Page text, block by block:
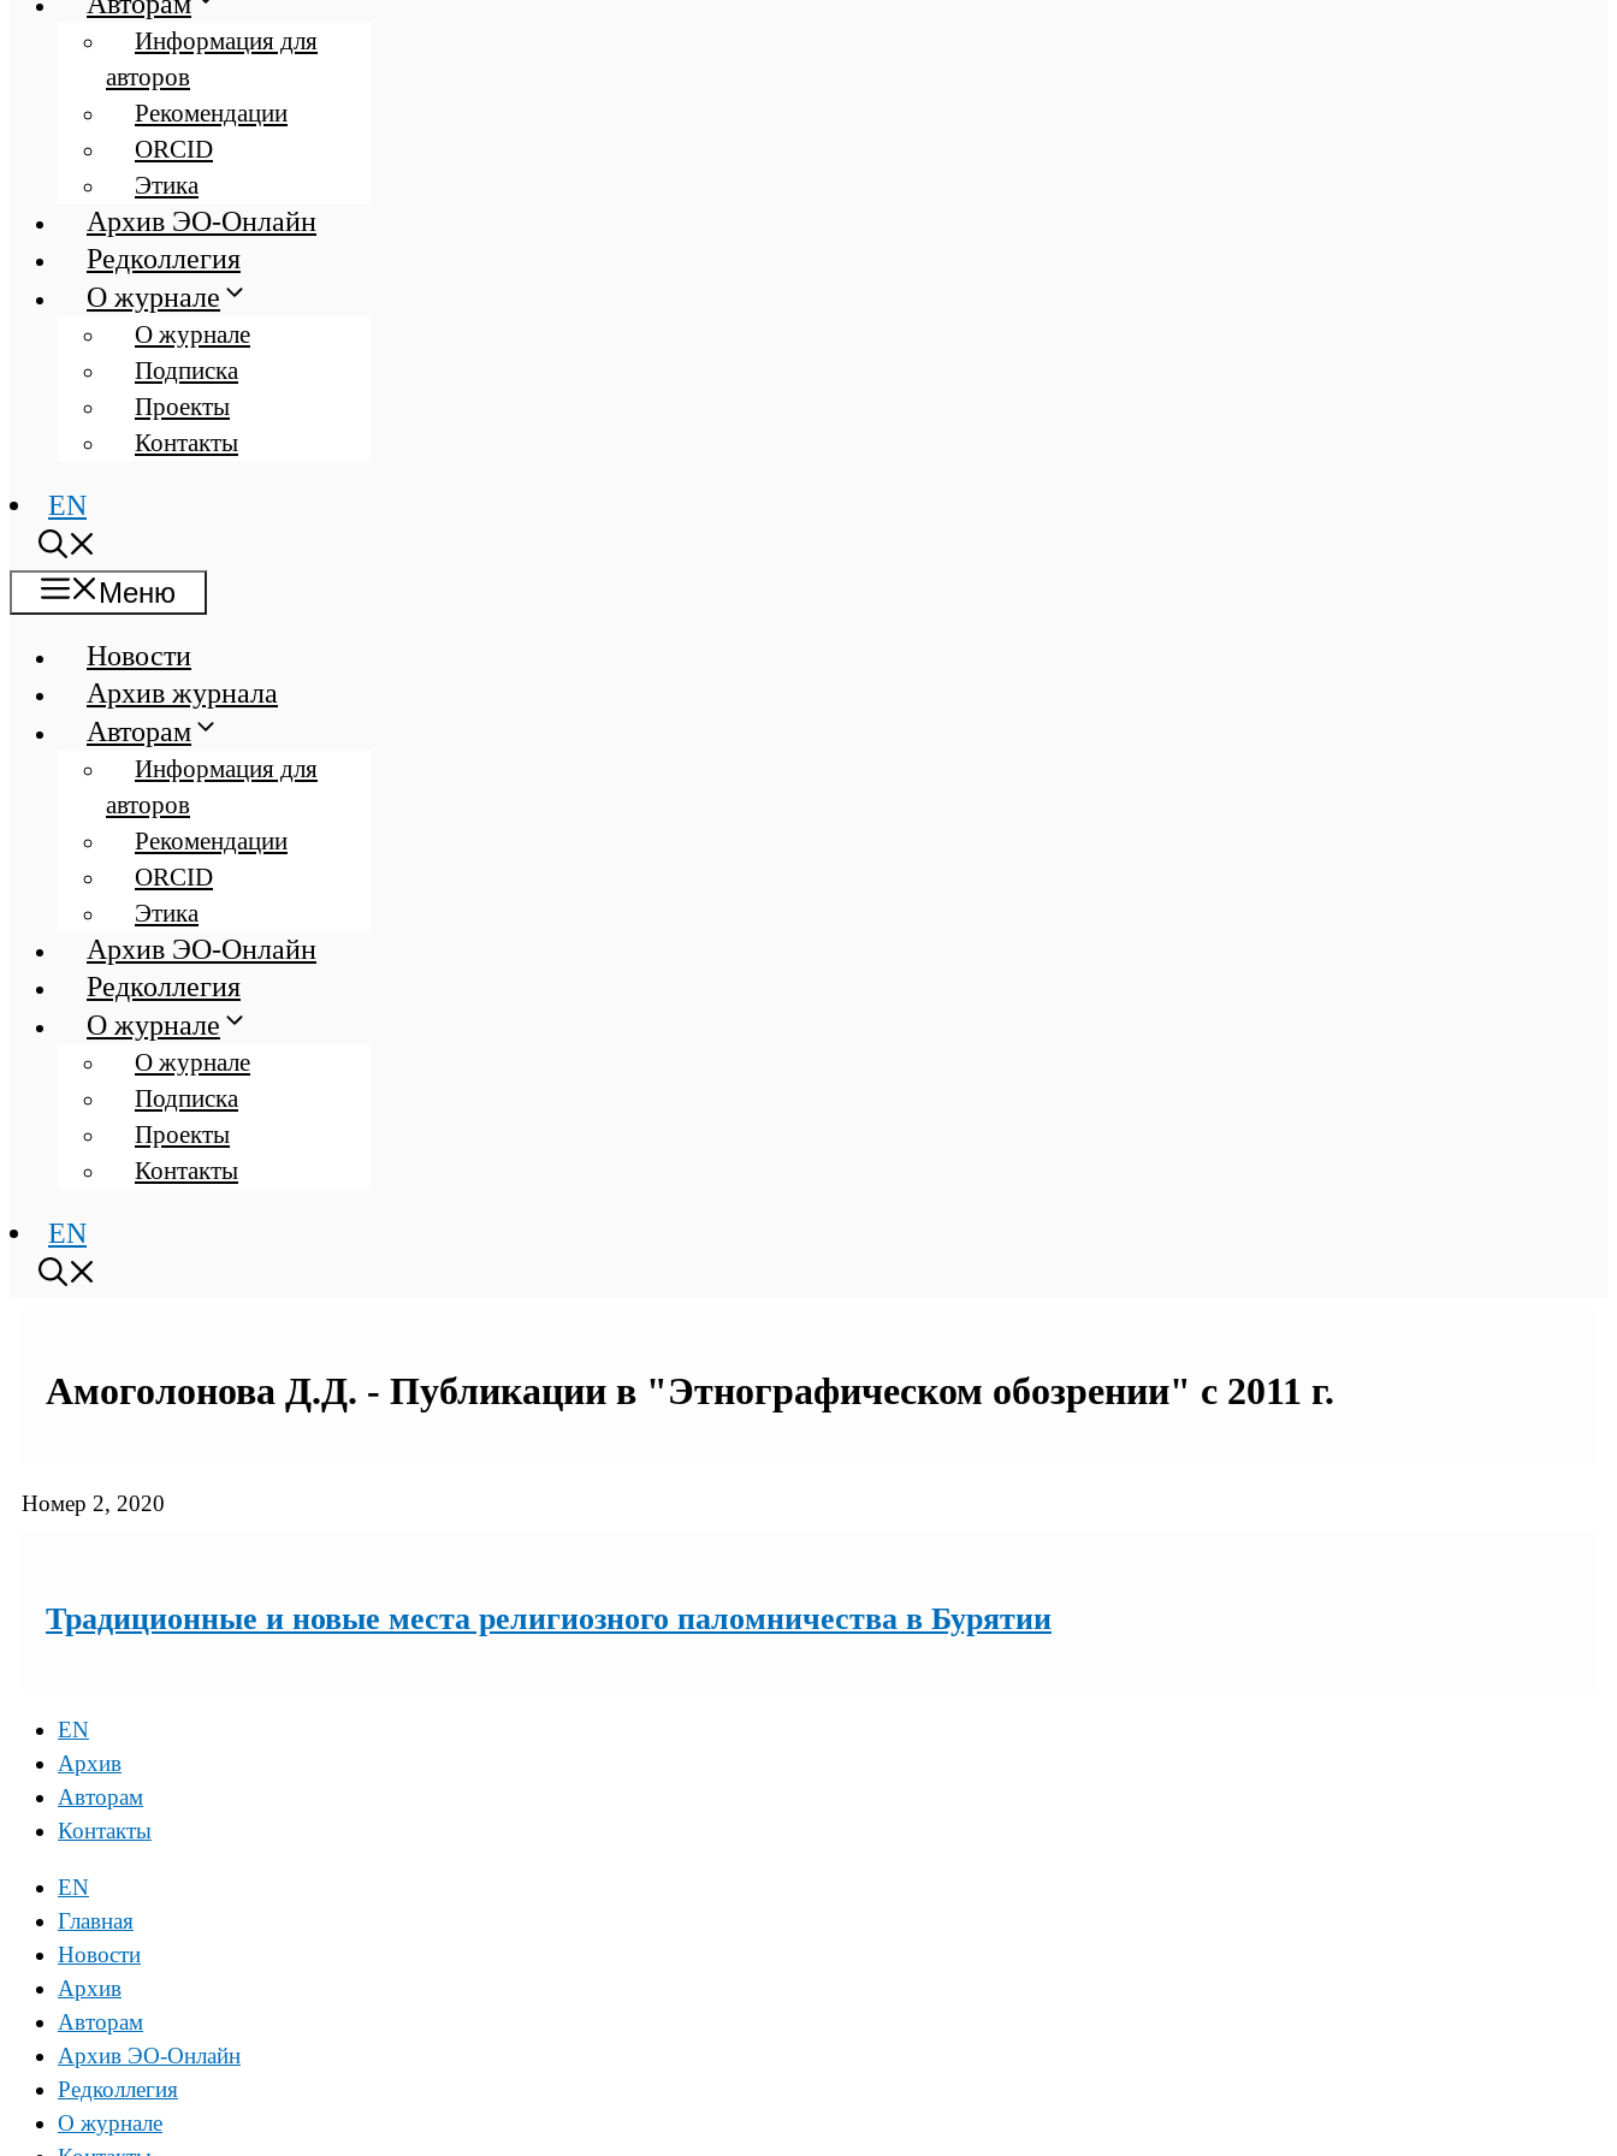
Информация для
авторов
Рекомендации
ORCID
Этика
Архив ЭО-Онлайн
Редколлегия
О журнале
О журнале
Подписка
Проекты
Контакты
EN
Меню
Новости
Архив журнала
Авторам
Информация для
авторов
Рекомендации
ORCID
Этика
Архив ЭО-Онлайн
Редколлегия
О журнале
О журнале
Подписка
Проекты
Контакты
EN
Амоголонова Д.Д. - Публикации в "Этнографическом обозрении" с 2011 г.
Номер 2, 2020
Традиционные и новые места религиозного паломничества в Бурятии
EN
Архив
Авторам
Контакты
EN
Главная
Новости
Архив
Авторам
Архив ЭО-Онлайн
Редколлегия
О журнале